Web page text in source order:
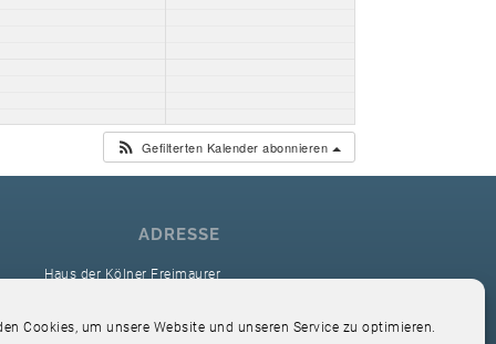
Cookies, um unsere Website und unseren Service zu optimieren.
Gefilterten Kalender abonnieren
ADRESSE
Haus der Kölner Freimaurer
Hardefuststr. 9